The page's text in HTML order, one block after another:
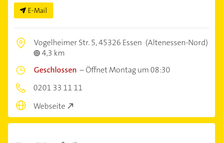
E-Mail
Vogelheimer Str. 5,45326 Essen (Altenessen-Nord)
4,3 km
Geschlossen –Öffnet Montag um 08:30
0201 33 11 11
Webseite